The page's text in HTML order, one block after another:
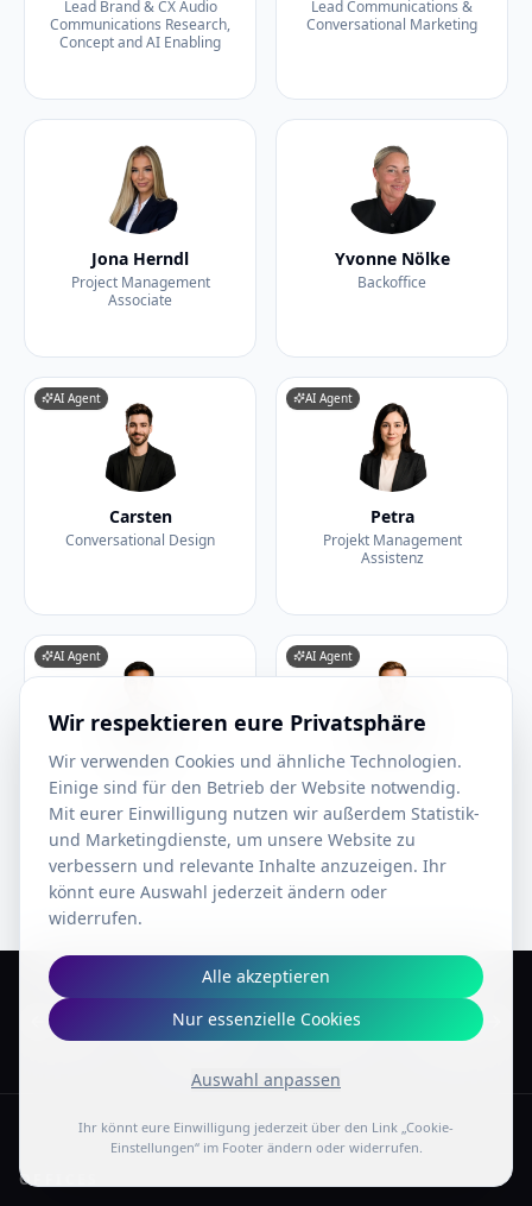
Lead Brand & CX Audio
Communications Research,
Concept and AI Enabling
Lead Communications &
Conversational Marketing
Jona Herndl
Project Management
Associate
Yvonne Nölke
Backoffice
AI Agent
Carsten
Conversational Design
AI Agent
Petra
Projekt Management
Assistenz
AI Agent
Conrad
Voice Spezialist
AI Agent
Tom
Performance Coach
Previous slide
OFFICES
Wir respektieren eure Privatsphäre
Wir verwenden Cookies und ähnliche Technologien.
Einige sind für den Betrieb der Website notwendig.
Mit eurer Einwilligung nutzen wir außerdem Statistik-
und Marketingdienste, um unsere Website zu
verbessern und relevante Inhalte anzuzeigen. Ihr
könnt eure Auswahl jederzeit ändern oder
widerrufen.
Alle akzeptieren
Nur essenzielle Cookies
Auswahl anpassen
Ihr könnt eure Einwilligung jederzeit über den Link „Cookie-
Einstellungen“ im Footer ändern oder widerrufen.